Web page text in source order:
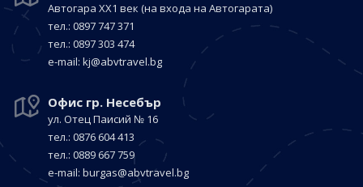
Автогара ХХ1 век (на входа на Автогарата)
тел.: 0897 747 371
тел.: 0897 303 474
е-mail: kj@abvtravel.bg
Офис гр. Несебър
ул. Отец Паисий № 16
тел.: 0876 604 413
тел.: 0889 667 759
е-mail: burgas@abvtravel.bg